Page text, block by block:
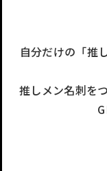
自分だけの「推
推しメン名刺を